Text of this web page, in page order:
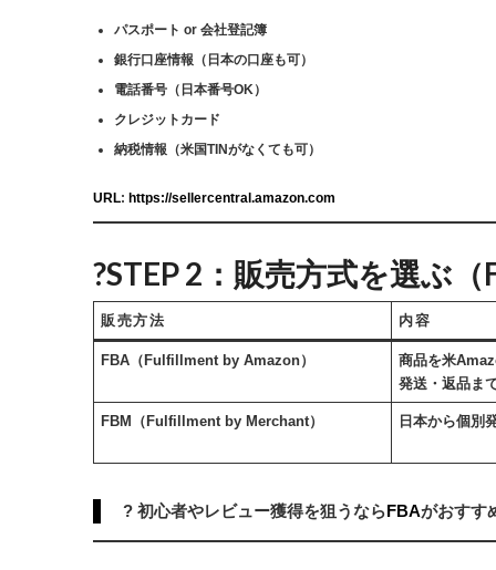
パスポート or 会社登記簿
銀行口座情報（日本の口座も可）
電話番号（日本番号OK）
クレジットカード
納税情報（米国TINがなくても可）
URL: https://sellercentral.amazon.com
?STEP 2：販売方式を選ぶ
販売方法 内容
FBA（Fulfillment by Amazon）
商品を米
発送・返品ま
FBM（Fulfillment by Merchant） 日本から個別
? 初心者やレビュー獲得を狙うなら FBAがおすす